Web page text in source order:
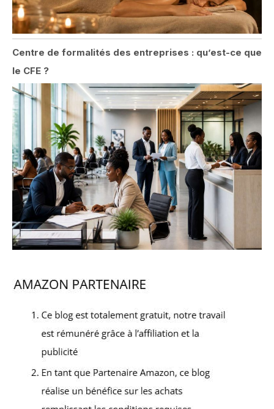
Centre de formalités des entreprises : qu’est-ce que
le CFE ?